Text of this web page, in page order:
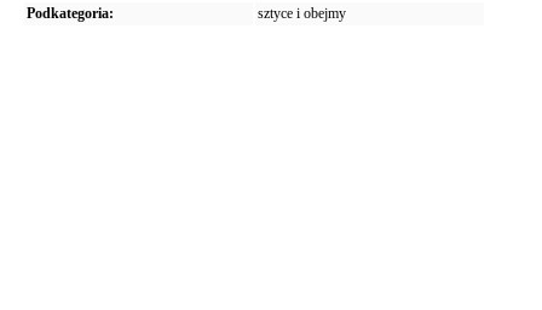
Podkategoria:
sztyce i obejmy